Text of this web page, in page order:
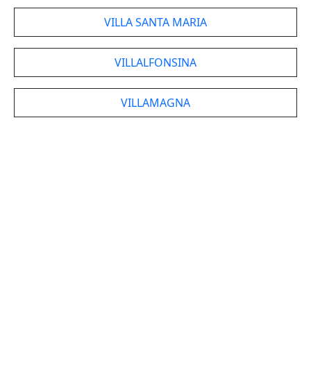
VILLA SANTA MARIA
VILLALFONSINA
VILLAMAGNA